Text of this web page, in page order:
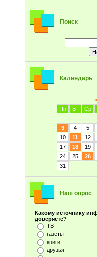
Поиск
Календарь
«
Пн
Вт Ср
3
4 5
10
11 12
17
18 19
24
25 26
31
Наш опрос
Какому источнику
доверяете?
ТВ
газеты
книги
друзья